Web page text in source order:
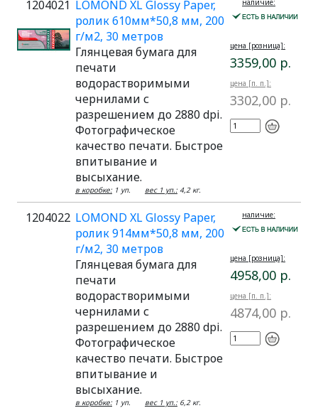
1204021 LOMOND XL Glossy Paper,
ролик 610мм*50,8 мм, 200
г/м2, 30 метров
Глянцевая бумага для
печати
водорастворимыми
чернилами с
разрешением до 2880 dpi.
Фотографическое
качество печати. Быстрое
впитывание и
высыхание.
в коробке: 1 уп. вес 1 уп.: 4,2 кг.
наличие:
цена [розница]:
3359,00 р.
цена [п. п.]:
3302,00 р.
1204022 LOMOND XL Glossy Paper,
ролик 914мм*50,8 мм, 200
г/м2, 30 метров
Глянцевая бумага для
печати
водорастворимыми
чернилами с
разрешением до 2880 dpi.
Фотографическое
качество печати. Быстрое
впитывание и
высыхание.
в коробке: 1 уп. вес 1 уп.: 6,2 кг.
наличие:
цена [розница]:
4958,00 р.
цена [п. п.]:
4874,00 р.